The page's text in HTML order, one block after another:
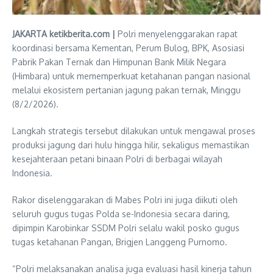
JAKARTA ketikberita.com | Polri menyelenggarakan rapat
koordinasi bersama Kementan, Perum Bulog, BPK, Asosiasi
Pabrik Pakan Ternak dan Himpunan Bank Milik Negara
(Himbara) untuk mememperkuat ketahanan pangan nasional
melalui ekosistem pertanian jagung pakan ternak, Minggu
(8/2/2026).
Langkah strategis tersebut dilakukan untuk mengawal proses
produksi jagung dari hulu hingga hilir, sekaligus memastikan
kesejahteraan petani binaan Polri di berbagai wilayah
Indonesia.
Rakor diselenggarakan di Mabes Polri ini juga diikuti oleh
seluruh gugus tugas Polda se-Indonesia secara daring,
dipimpin Karobinkar SSDM Polri selalu wakil posko gugus
tugas ketahanan Pangan, Brigjen Langgeng Purnomo.
“Polri melaksanakan analisa juga evaluasi hasil kinerja tahun